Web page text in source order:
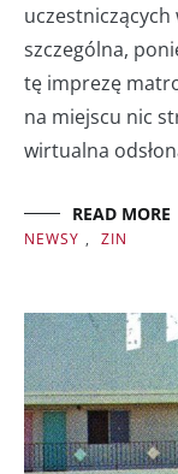
szczególna,
tę imprezę
na miejscu nic
wirtualna
READ MORE
NEWSY , ZIN